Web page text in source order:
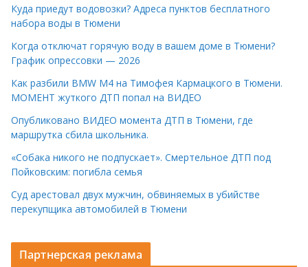
Куда приедут водовозки? Адреса пунктов бесплатного
набора воды в Тюмени
Когда отключат горячую воду в вашем доме в Тюмени?
График опрессовки — 2026
Как разбили BMW M4 на Тимофея Кармацкого в Тюмени.
МОМЕНТ жуткого ДТП попал на ВИДЕО
Опубликовано ВИДЕО момента ДТП в Тюмени, где
маршрутка сбила школьника.
«Собака никого не подпускает». Смертельное ДТП под
Пойковским: погибла семья
Суд арестовал двух мужчин, обвиняемых в убийстве
перекупщика автомобилей в Тюмени
Партнерская реклама